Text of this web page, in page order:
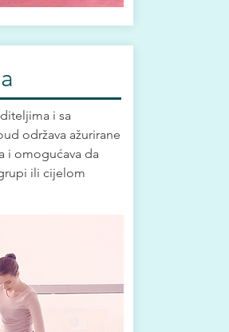
i sa
održava ažurirane
i omogućava da
ili cijelom